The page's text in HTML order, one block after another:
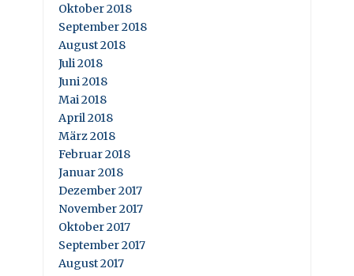
Oktober 2018
September 2018
August 2018
Juli 2018
Juni 2018
Mai 2018
April 2018
März 2018
Februar 2018
Januar 2018
Dezember 2017
November 2017
Oktober 2017
September 2017
August 2017